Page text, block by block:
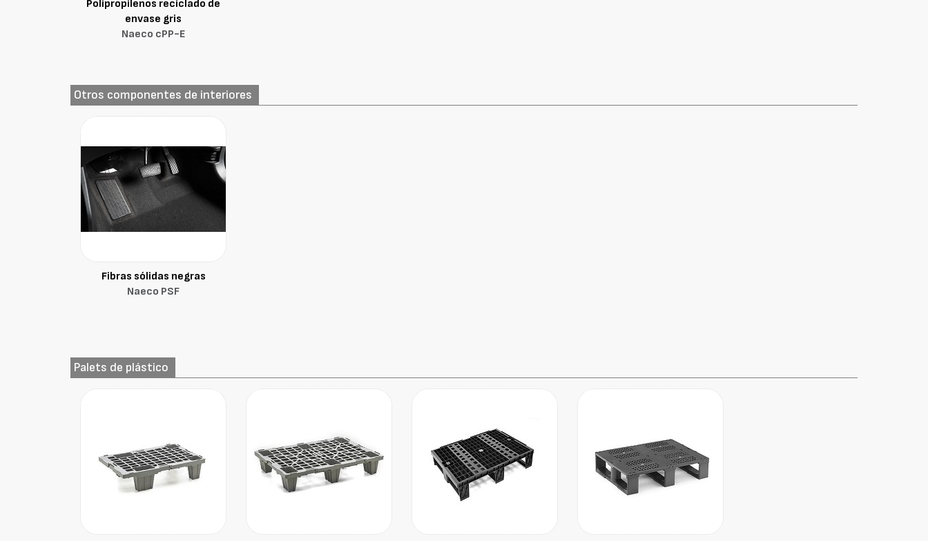
Polipropilenos reciclado de
envase gris
Naeco cPP-E
Otros componentes de interiores
Fibras sólidas negras
Naeco PSF
Palets de plástico